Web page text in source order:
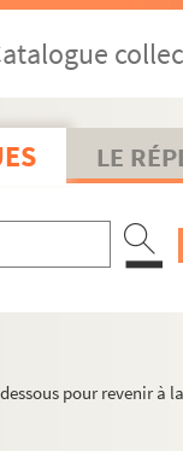
LE
pour revenir à